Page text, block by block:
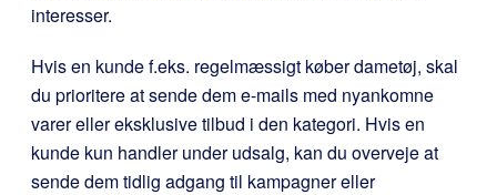
interesser.
Hvis en kunde f.eks. regelmæssigt køber dametøj, skal
du prioritere at sende dem e-mails med nyankomne
varer eller eksklusive tilbud i den kategori. Hvis en
kunde kun handler under udsalg, kan du overveje at
sende dem tidlig adgang til kampagner eller